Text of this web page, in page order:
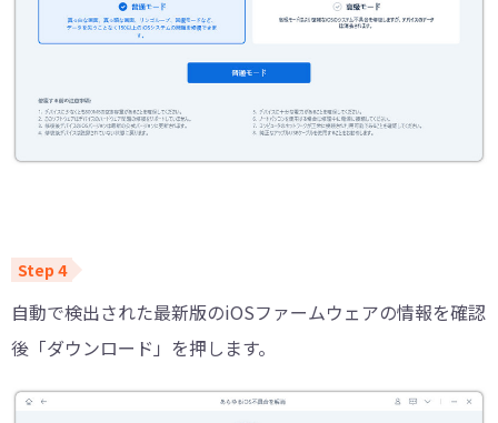
自動で検出された最新版のiOSファームウェアの情報を確認
後「ダウンロード」を押します。